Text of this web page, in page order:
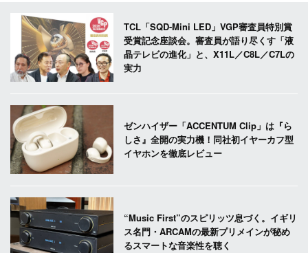
TCL「SQD-Mini LED」VGP審査員特別賞
受賞記念座談会。審査員が語り尽くす「液
晶テレビの進化」と、X11L／C8L／C7Lの
実力
ゼンハイザー「ACCENTUM Clip」は『ら
しさ』全開の実力機！同社初イヤーカフ型
イヤホンを徹底レビュー
“Music First”のスピリッツ息づく。イギリ
ス名門・ARCAMの最新プリメインが秘め
るスマートな音楽性を聴く